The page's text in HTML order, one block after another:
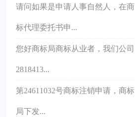
请问如果是申请人事自然人，在商
标代理委托书申...
您好商标局商标从业者，我们公司
2818413...
第24611032号商标注销申请，商标
局下发...